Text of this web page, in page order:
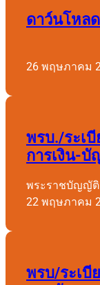
ดาว์นโหล
26 พฤษภาคม
พรบ./ระเบี
การเงิน-บั
พระราชบัญญัติ
22 พฤษภาคม
พรบ/ระเบี